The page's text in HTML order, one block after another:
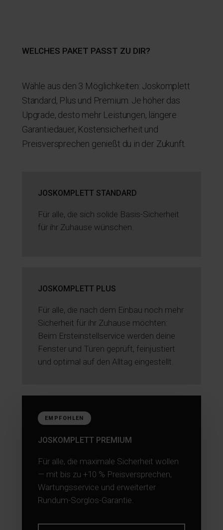
WELCHES PAKET PASST ZU DIR?
Wähle aus den 3 Möglichkeiten: Joskomplett
Standard, Plus und Premium. Je höher das
Upgrade, desto mehr Leistungen, längere
Garantiedauer, Kostensicherheit und
Preisversprechen genießt du in der Zukunft.
JOSKOMPLETT STANDARD
Für alle, die sich solide Basis-Sicherheit
für ihr Zuhause wünschen.
JOSKOMPLETT PLUS
Für alle, die nach dem Einbau noch mehr
Sicherheit für ihr Zuhause möchten:
Beim Ersteinstellservice werden deine
Fenster und Türen geprüft, feinjustiert
und optimal auf den Alltag eingestellt.
EMPFOHLEN
JOSKOMPLETT PREMIUM
Für alle, die maximale Sicherheit wollen
— mit bis zu +10 % Preisversprechen,
Wartungsservice und erweiterter
Rundum-Sorglos-Garantie.